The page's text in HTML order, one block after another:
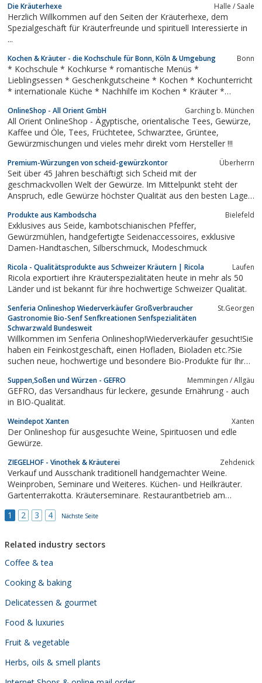
Die Kräuterhexe Halle / Saale
Herzlich Willkommen auf den Seiten der Kräuterhexe, dem
Spezialgeschäft für Kräuterfreunde und spirituell Interessierte in
...
Kochen & Kräuter - die Kochschule für Bonn, Köln & Umgebung Bonn
* Kochschule * Kochkurse * romantische Menüs *
Lieblingsessen * Geschenkgutscheine * Kochen * Kochunterricht
* internationale Küche * Nachhilfe im Kochen * Kräuter *
Catering *
OnlineShop - All Orient GmbH Garching b. München
All Orient OnlineShop - Ägyptische, orientalische Tees, Gewürze,
Kaffee und Öle, Tees, Früchtetee, Schwarztee, Grüntee,
Gewürzmischungen und vieles mehr direkt vom Hersteller !!!
Premium-Würzungen von scheid-gewürzkontor Überherrn
Seit über 45 Jahren beschäftigt sich Scheid mit der
geschmackvollen Welt der Gewürze. Im Mittelpunkt steht der
Anspruch, edle Gewürze höchster Qualität aus den besten Lagen
Über vier Jahrzehnte Erfahrung im Umgang mit edelsten
Gewürzen aus aller Welt spiegeln sich in...
Produkte aus Kambodscha Bielefeld
Exklusives aus Seide, kambotschianischen Pfeffer,
Gewürzmühlen, handgefertigte Seidenaccessoires, exklusive
Damen-Handtaschen, Silberschmuck, Modeschmuck
Ricola - Qualitätsprodukte aus Schweizer Kräutern | Ricola Laufen
Ricola exportiert ihre Kräuterspezialitäten heute in mehr als 50
Länder und ist bekannt für ihre hochwertige Schweizer Qualität.
Senferia Onlineshop Wiederverkäufer Großverbraucher
Gastronomie Bio-Senf Senfkreationen Senfspezialitäten
Schwarzwald Bundesweit
St.Georgen
Willkommen im Senferia Onlineshop!Wiederverkäufer gesucht!Sie
haben ein Feinkostgeschäft, einen Hofladen, Bioladen etc.?Sie
suchen neue, hochwertige und besondere Bio-Produkte für Ihr
suchen noch Verkaufsstellen / Händler, die unsere Produkte ins
Sortiment...
Suppen,Soßen und Würzen - GEFRO Memmingen / Allgäu
GEFRO, das Versandhaus für leckere, gesunde Ernährung - auch
in BIO-Qualität.
Weindepot Xanten Xanten
Der Onlineshop für ausgesuchte Weine, Spirituosen und edle
Gewürze.
ZIEGELHOF - Vinothek & Kräuterei Zehdenick
Verkauf und Ausschank traditionell handgemachter Weine.
Weinproben, Seminare und Weiteres. Küchen- und Heilkräuter.
Gartenterrakotta. Kräuterseminare. Restaurantbetrieb am
Veranstaltungen.
1 2 3 4 Nächste Seite
Related industry sectors
Coffee & tea
Cooking & baking
Delicatessen & gourmet
Food & luxuries
Fruit & vegetable
Herbs, oils & smell plants